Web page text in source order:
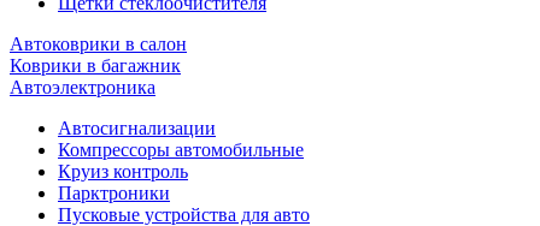
Автоковрики в салон
Коврики в багажник
Автоэлектроника
Автосигнализации
Компрессоры автомобильные
Круиз контроль
Парктроники
Пусковые устройства для авто